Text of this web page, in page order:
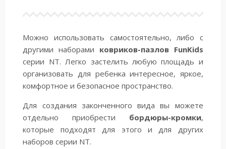
Можно использовать самостоятельно, либо с
другими наборами ковриков-пазлов FunKids
серии NT. Легко застелить любую площадь и
организовать для ребенка интересное, яркое,
комфортное и безопасное пространство.
Для создания законченного вида вы можете
отдельно приобрести бордюры-кромки,
которые подходят для этого и для других
наборов серии NT.